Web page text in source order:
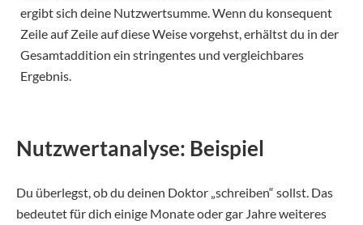
ergibt sich deine Nutzwertsumme. Wenn du konsequent
Zeile auf Zeile auf diese Weise vorgehst, erhältst du in der
Gesamtaddition ein stringentes und vergleichbares
Ergebnis.
Nutzwertanalyse: Beispiel
Du überlegst, ob du deinen Doktor „schreiben“ sollst. Das
bedeutet für dich einige Monate oder gar Jahre weiteres